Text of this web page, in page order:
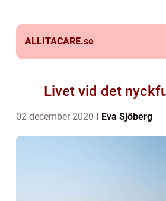
ALLITACARE.se
Livet vid det
02 december 2020 Eva Sjöberg